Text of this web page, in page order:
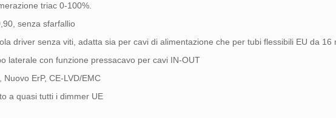
triac 0-100%.
senza sfarfallio
driver senza viti, adatta sia per cavi di alimentazione che per tubi flessibili EU da 16
laterale con funzione pressacavo per cavi IN-OUT
Nuovo ErP, CE-LVD/EMC
a quasi tutti i dimmer UE